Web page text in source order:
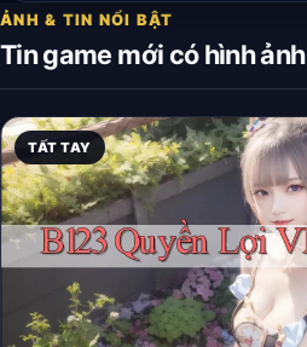
ẢNH & TIN NỔI BẬT
Tin game mới có hình ảnh
TẤT TAY